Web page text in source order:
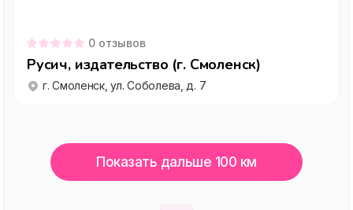
0 отзывов
Русич, издательство (г. Смоленск)
г. Смоленск, ул. Соболева, д. 7
Показать дальше 100 км